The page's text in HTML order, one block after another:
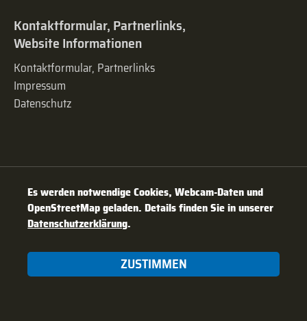
Kontaktformular, Partnerlinks,
Website Informationen
Kontaktformular, Partnerlinks
Impressum
Datenschutz
Es werden notwendige Cookies, Webcam-Daten und
OpenStreetMap geladen. Details finden Sie in unserer
Datenschutzerklärung.
ZUSTIMMEN